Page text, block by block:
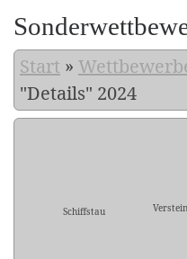
Start »
"Details" 2024
Schiffstau